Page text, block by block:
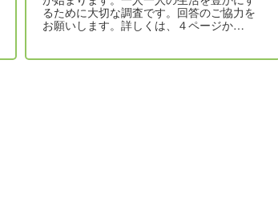
るために大切な調査です。回答のご協力を
お願いします。詳しくは、４ページか…